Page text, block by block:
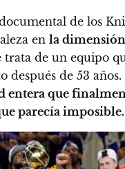
de los
en la
trata de un equipo
después de 53
entera que
parecía imposible.